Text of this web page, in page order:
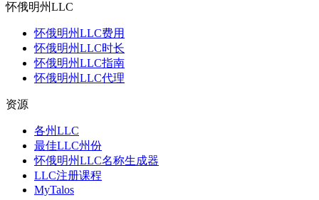
怀俄明州LLC
怀俄明州LLC费用
怀俄明州LLC时长
怀俄明州LLC指南
怀俄明州LLC代理
资源
各州LLC
最佳LLC州份
怀俄明州LLC名称生成器
LLC注册课程
MyTalos